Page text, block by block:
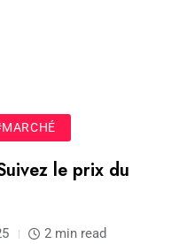
le prix du
2 min read